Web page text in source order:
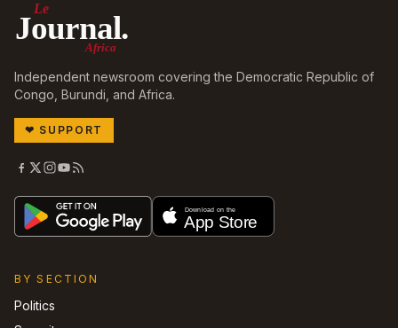
Le
Journal.
Africa
Independent newsroom covering the Democratic Republic of
Congo, Burundi, and Africa.
❤ SUPPORT
BY SECTION
Politics